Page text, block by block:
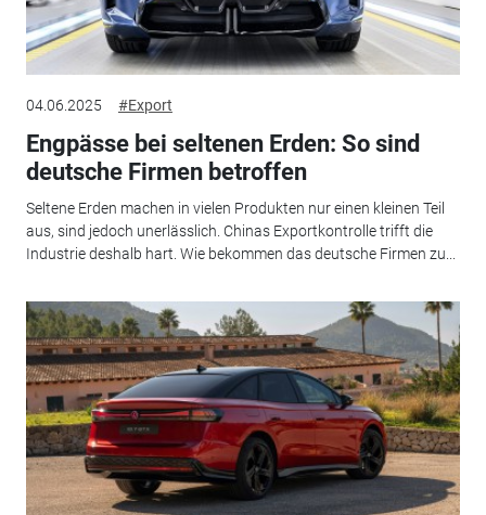
04.06.2025 #Export
Engpässe bei seltenen Erden: So sind
deutsche Firmen betroffen
Seltene Erden machen in vielen Produkten nur einen kleinen Teil
aus, sind jedoch unerlässlich. Chinas Exportkontrolle trifft die
Industrie deshalb hart. Wie bekommen das deutsche Firmen zu...